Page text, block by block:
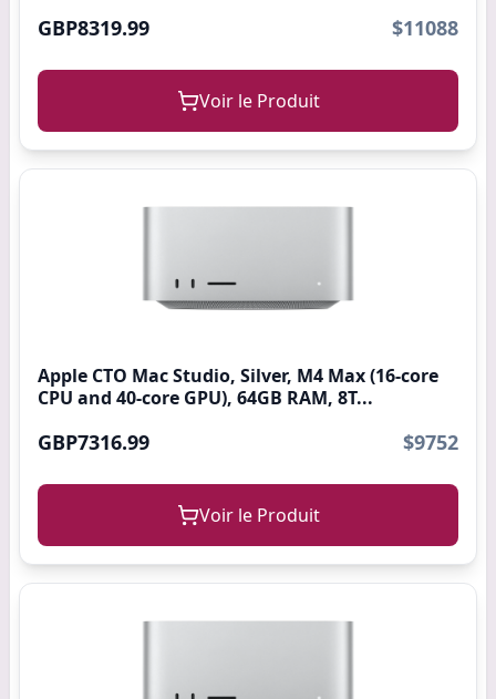
GBP8319.99 $11088
Voir le Produit
Apple CTO Mac Studio, Silver, M4 Max (16-core
CPU and 40-core GPU), 64GB RAM, 8T...
GBP7316.99 $9752
Voir le Produit